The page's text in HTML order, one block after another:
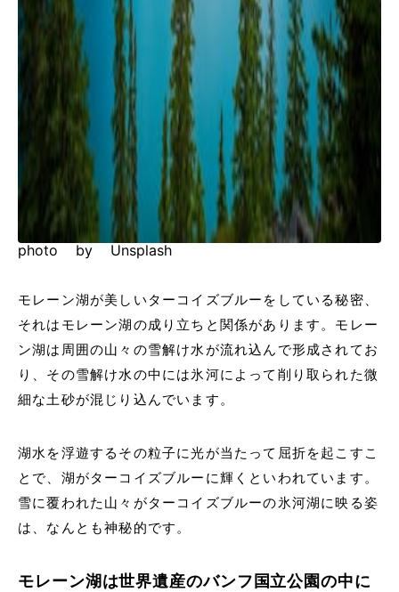
photo by Unsplash
モレーン湖が美しいターコイズブルーをしている秘密、
それはモレーン湖の成り立ちと関係があります。モレー
ン湖は周囲の山々の雪解け水が流れ込んで形成されてお
り、その雪解け水の中には氷河によって削り取られた微
細な土砂が混じり込んでいます。
湖水を浮遊するその粒子に光が当たって屈折を起こすこ
とで、湖がターコイズブルーに輝くといわれています。
雪に覆われた山々がターコイズブルーの氷河湖に映る姿
は、なんとも神秘的です。
モレーン湖は世界遺産のバンフ国立公園の中に